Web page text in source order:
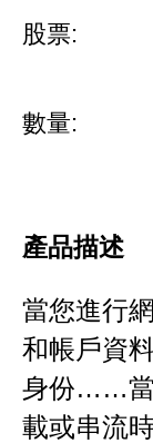
股票:
數量:
產品描述
當您進行
和帳戶資
身份……當
載或串流